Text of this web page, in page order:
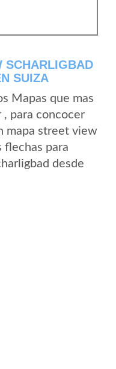
SCHARLIGBAD
SUIZA
Mapas que mas
, para concocer
mapa street view
flechas para
desde